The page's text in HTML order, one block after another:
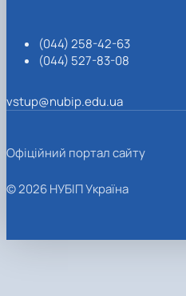
(044) 258-42-63
(044) 527-83-08
vstup@nubip.edu.ua
Офіційний портал сайту
© 2026 НУБІП Україна